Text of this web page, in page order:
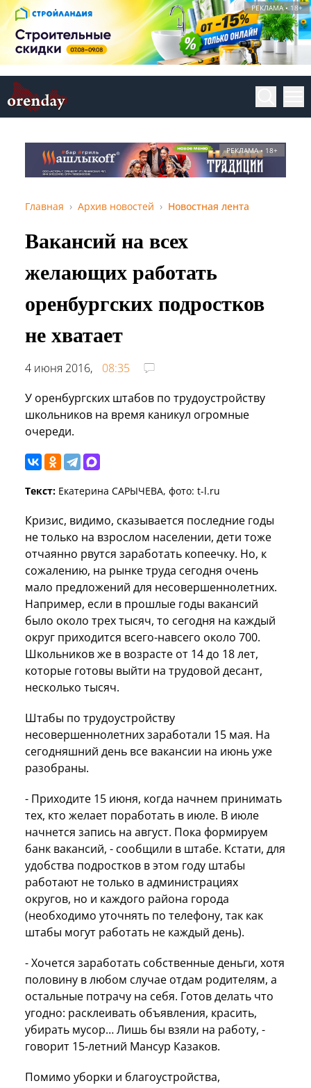
РЕКЛАМА • 18+
РЕКЛАМА • 18+
Главная Архив новостей Новостная лента
Вакансий на всех
желающих работать
оренбургских подростков
не хватает
4 июня 2016,
08:35
У оренбургских штабов по трудоустройству
школьников на время каникул огромные
очереди.
Текст: Екатерина САРЫЧЕВА, фото: t-l.ru
Кризис, видимо, сказывается последние годы
не только на взрослом населении, дети тоже
отчаянно рвутся заработать копеечку. Но, к
сожалению, на рынке труда сегодня очень
мало предложений для несовершеннолетних.
Например, если в прошлые годы вакансий
было около трех тысяч, то сегодня на каждый
округ приходится всего-навсего около 700.
Школьников же в возрасте от 14 до 18 лет,
которые готовы выйти на трудовой десант,
несколько тысяч.
Штабы по трудоустройству
несовершеннолетних заработали 15 мая. На
сегодняшний день все вакансии на июнь уже
разобраны.
- Приходите 15 июня, когда начнем принимать
тех, кто желает поработать в июле. В июле
начнется запись на август. Пока формируем
банк вакансий, - сообщили в штабе. Кстати, для
удобства подростков в этом году штабы
работают не только в администрациях
округов, но и каждого района города
(необходимо уточнять по телефону, так как
штабы могут работать не каждый день).
- Хочется заработать собственные деньги, хотя
половину в любом случае отдам родителям, а
остальные потрачу на себя. Готов делать что
угодно: расклеивать объявления, красить,
убирать мусор… Лишь бы взяли на работу, -
говорит 15-летний Мансур Казаков.
Помимо уборки и благоустройства,